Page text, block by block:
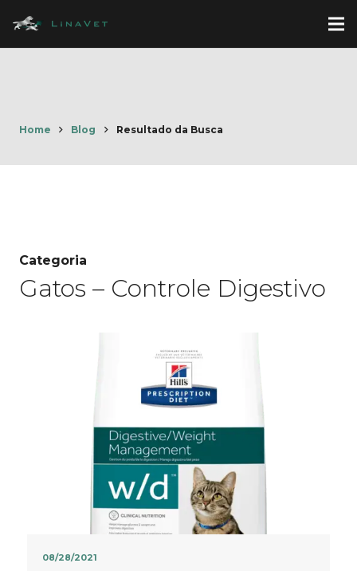
Home Blog Resultado da Busca
Categoria
Gatos – Controle Digestivo
08/28/2021